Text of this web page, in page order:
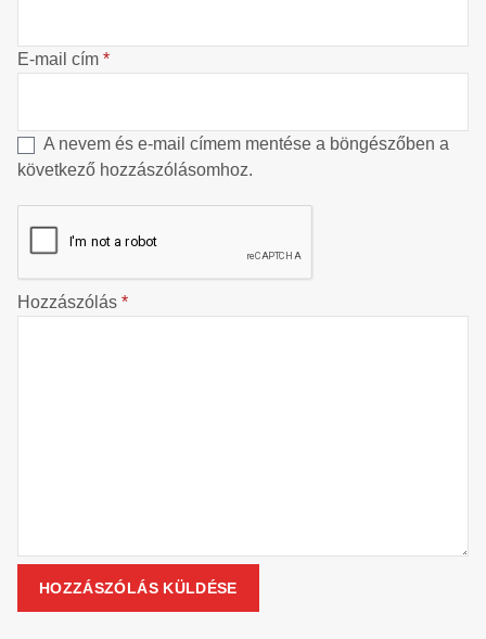
E-mail cím *
A nevem és e-mail címem mentése a böngészőben a
következő hozzászólásomhoz.
Hozzászólás *